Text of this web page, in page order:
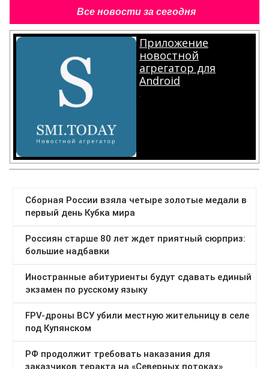
Все новости за сегодня
Приложение
новостной
агрегатор для
Android
.